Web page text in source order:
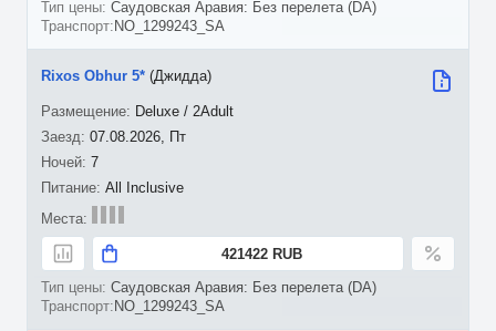
Саудовская Аравия: Без перелета (DA)
NO_1299243_SA
07.08.2026, Пт
7
Rixos Obhur 5* (Джидда)
Deluxe / 2Adult
All Inclusive
421422 RUB
Саудовская Аравия: Без перелета (DA)
NO_1299243_SA